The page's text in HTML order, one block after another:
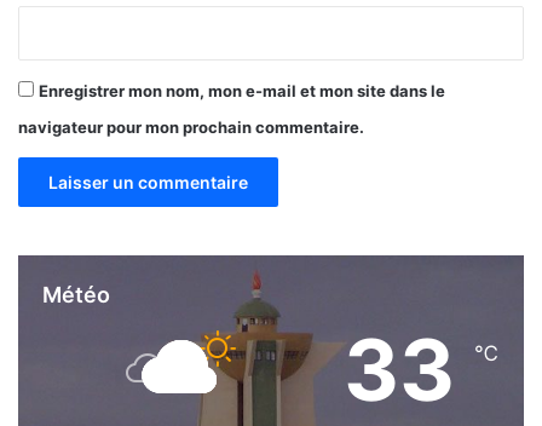
Enregistrer mon nom, mon e-mail et mon site dans le
navigateur pour mon prochain commentaire.
Météo
33 ℃